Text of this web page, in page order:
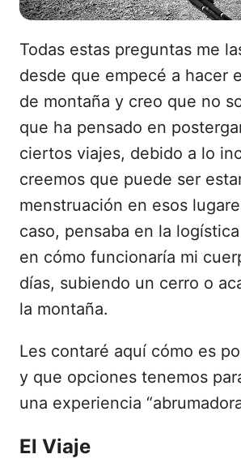
Todas estas preguntas me
desde que empecé a hacer
de montaña y creo que no
que ha pensado en
ciertos viajes, debido a lo
creemos que puede ser
menstruación en esos
caso, pensaba en la
en cómo funcionaría mi
días, subiendo un cerro o
la montaña.
Les contaré aquí cómo es
y que opciones tenemos
una experiencia
El Viaje